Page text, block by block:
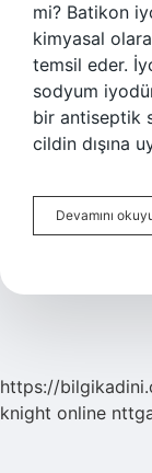
mi? Batikon
kimyasal
temsil eder.
sodyum
bir antiseptik
cildin dışına
Devamını
https://
knight online